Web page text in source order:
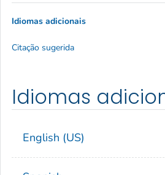
Idiomas
English (US)
Idiomas adicionais
Citação sugerida